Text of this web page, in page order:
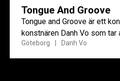
Tongue And Groove
Tongue and Groove är ett
konstnären Danh Vo som
kinesisk byggnadskonst.
Göteborg Danh Vo